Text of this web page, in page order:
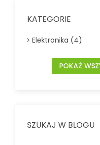
KATEGORIE
Elektronika (4)
POKAŻ
SZUKAJ W BLOGU